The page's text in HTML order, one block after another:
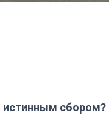
истинным сбором?